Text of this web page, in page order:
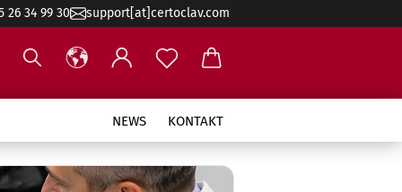
26 34 99 30 support[at]certoclav.com
NEWS KONTAKT